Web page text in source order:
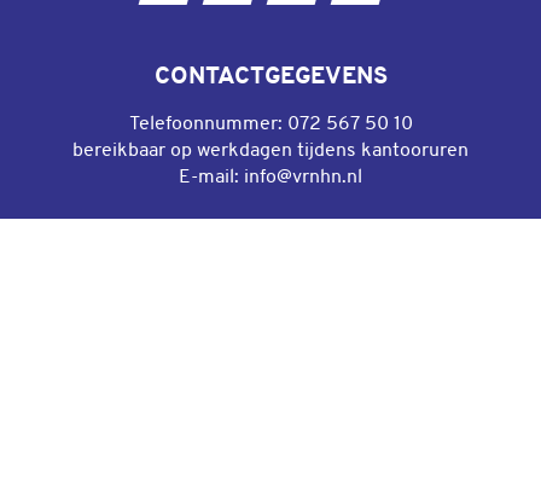
CONTACTGEGEVENS
Telefoonnummer: 072 567 50 10
bereikbaar op werkdagen tijdens kantooruren
E-mail: info@vrnhn.nl